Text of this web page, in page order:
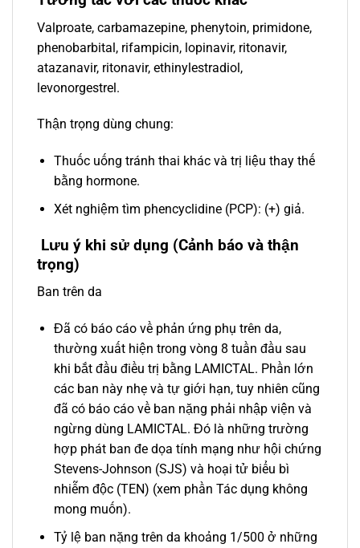
Valproate, carbamazepine, phenytoin, primidone,
phenobarbital, rifampicin, lopinavir, ritonavir,
atazanavir, ritonavir, ethinylestradiol,
levonorgestrel.
Thận trọng dùng chung:
Thuốc uống tránh thai khác và trị liệu thay thế
bằng hormone.
Xét nghiệm tìm phencyclidine (PCP): (+) giả.
Lưu ý khi sử dụng (Cảnh báo và thận
trọng)
Ban trên da
Đã có báo cáo về phản ứng phụ trên da,
thường xuất hiện trong vòng 8 tuần đầu sau
khi bắt đầu điều trị bằng LAMICTAL. Phần lớn
các ban này nhẹ và tự giới hạn, tuy nhiên cũng
đã có báo cáo về ban nặng phải nhập viện và
ngừng dùng LAMICTAL. Đó là những trường
hợp phát ban đe dọa tính mạng như hội chứng
Stevens-Johnson (SJS) và hoại tử biểu bì
nhiễm độc (TEN) (xem phần Tác dụng không
mong muốn).
Tỷ lệ ban nặng trên da khoảng 1/500 ở những